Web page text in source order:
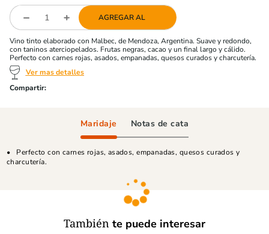
AGREGAR AL
Vino tinto elaborado con Malbec, de Mendoza, Argentina. Suave y redondo,
con taninos aterciopelados. Frutas negras, cacao y un final largo y cálido.
Perfecto con carnes rojas, asados, empanadas, quesos curados y charcutería.
Ver mas detalles
Maridaje Notas de cata
Perfecto con carnes rojas, asados, empanadas, quesos curados y
charcutería.
También te puede interesar